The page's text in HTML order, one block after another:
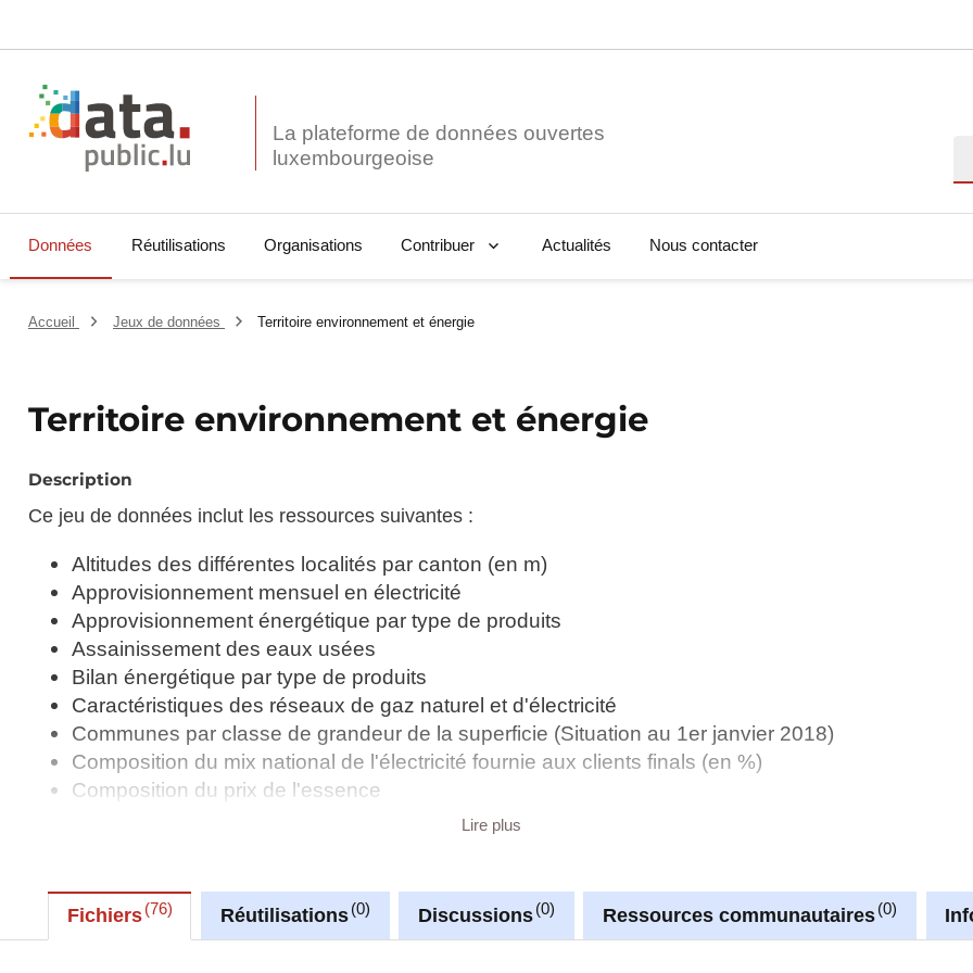
La plateforme de données ouvertes
Données Réutilisations Organisations Contribuer Actualités Nous contacter
Accueil Jeux de données Territoire environnement et énergie
Territoire environnement et énergie
Description
Ce jeu de données inclut les ressources suivantes :
Altitudes des différentes localités par canton (en m)
Approvisionnement mensuel en électricité
Approvisionnement énergétique par type de produits
Assainissement des eaux usées
Bilan énergétique par type de produits
Caractéristiques des réseaux de gaz naturel et d'électricité
Communes par classe de grandeur de la superficie (Situation au 1er janvier 2018)
Composition du mix national de l'électricité fournie aux clients finals (en %)
Composition du prix de l'essence
Composition du prix de l'électricité par type de client
Composition du prix du gaz naturel par type de client
Consommation de biocarburants dans les transports routiers
Lire plus
Fichiers 76 Réutilisations 0 Discussions 0 Ressources communautaires 0